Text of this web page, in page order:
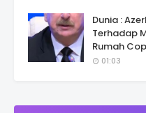
Dunia :
Terhadap
Rumah
01:03